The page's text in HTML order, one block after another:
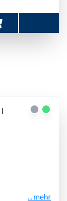
|
... mehr